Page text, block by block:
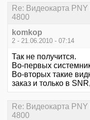
Re: Видеокарта
4800
komkop
2 - 21.06.2010 - 07:14
Так не получится.
Во-первых
Во-вторых такие
заказ и только в
Re: Видеокарта
4800